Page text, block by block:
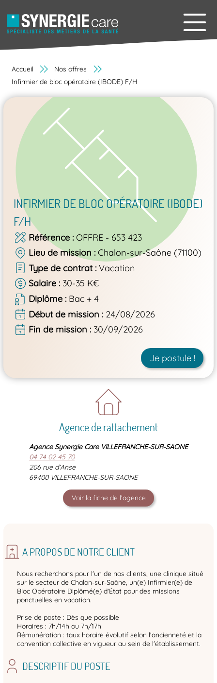
Accueil
Nos offres
Infirmier de bloc opératoire (IBODE) F/H
INFIRMIER DE BLOC OPÉRATOIRE (IBODE)
F/H
Référence OFFRE - 653 423
Lieu de mission
Chalon-sur-Saône (71100)
Type de contrat Vacation
Salaire
30-35 K€
Diplôme
Bac + 4
Début de mission
24/08/2026
Fin de mission
30/09/2026
Je postule !
Agence de rattachement
Agence Synergie Care VILLEFRANCHE-SUR-SAONE
04 74 02 45 70
206 rue d'Anse
69400 VILLEFRANCHE-SUR-SAONE
Voir la fiche de l'agence
A PROPOS DE NOTRE CLIENT
Nous recherchons pour l'un de nos clients, une clinique situé
sur le secteur de Chalon-sur-Saône, un(e) Infirmier(e) de
Bloc Opératoire Diplômé(e) d'État pour des missions
ponctuelles en vacation.
Prise de poste : Dès que possible
Horaires : 7h/14h ou 7h/17h
Rémunération : taux horaire évolutif selon l'ancienneté et la
convention collective en vigueur au sein de l'établissement.
DESCRIPTIF DU POSTE